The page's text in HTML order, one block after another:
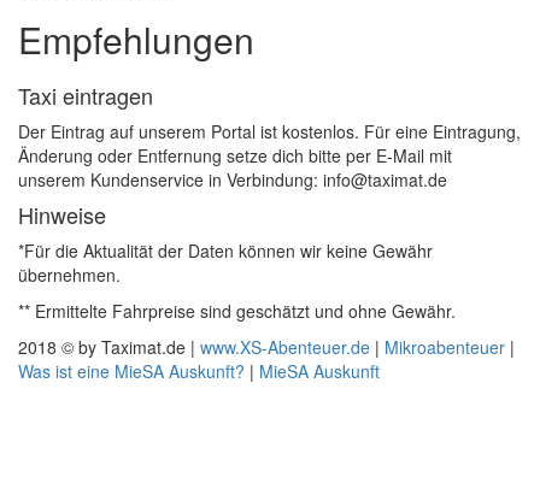
Empfehlungen
Taxi eintragen
Der Eintrag auf unserem Portal ist kostenlos. Für eine Eintragung,
Änderung oder Entfernung setze dich bitte per E-Mail mit
unserem Kundenservice in Verbindung: info@taximat.de
Hinweise
*Für die Aktualität der Daten können wir keine Gewähr
übernehmen.
** Ermittelte Fahrpreise sind geschätzt und ohne Gewähr.
2018 © by Taximat.de | www.XS-Abenteuer.de | Mikroabenteuer |
Was ist eine MieSA Auskunft? | MieSA Auskunft